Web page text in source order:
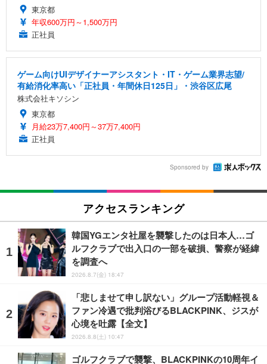
東京都
年収600万円～1,500万円
正社員
ゲーム向けUIデザイナーアシスタント・IT・ゲーム業界志望/
有給消化率高い「正社員・年間休日125日」・渋谷区広尾
株式会社キソシン
東京都
月給23万7,400円～37万7,400円
正社員
Sponsored by
アクセスランキング
韓国YGエンタ社屋を襲撃したのは日本人…ゴ
ルフクラブで出入口の一部を破損、警察が経緯
を調査へ
2026.8.7(金) 18:47
「悲しませて申し訳ない」グループ活動軽視＆
ファン冷遇で批判浴びるBLACKPINK、ジスが
心境を吐露【全文】
2026.8.8(土) 10:47
ゴルフクラブで襲撃、BLACKPINKの10周年イ